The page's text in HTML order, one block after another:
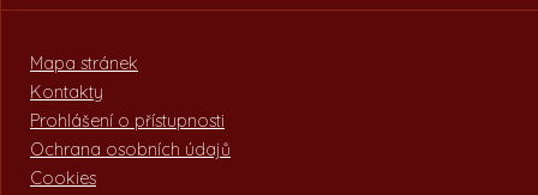
Mapa stránek
Kontakty
Prohlášení o přístupnosti
Ochrana osobních údajů
Cookies